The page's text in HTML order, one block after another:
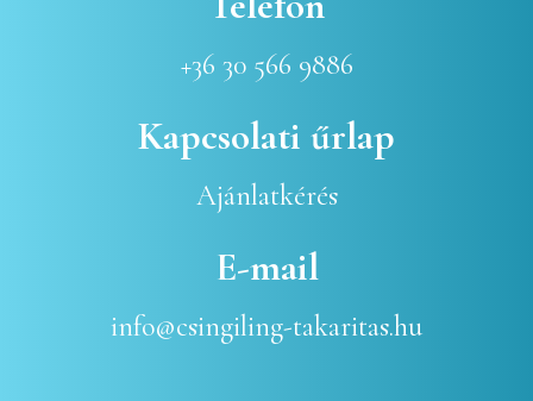
+36 30 566 9886
Kapcsolati űrlap
Ajánlatkérés
E-mail
info@csingiling-takaritas.hu